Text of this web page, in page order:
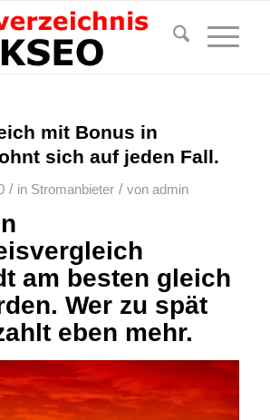
mit Bonus in
sich auf jeden Fall.
/ in Stromanbieter / von admin
am besten gleich
Wer zu spät
eben mehr.